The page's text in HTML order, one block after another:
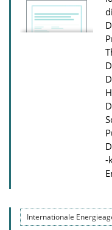
-
Internationale